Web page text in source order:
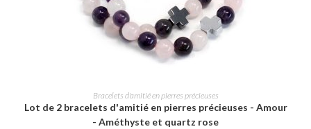
AJOUTER AU PANIER
Bracelets d'amitié en pierres précieuses
Lot de 2 bracelets d'amitié en pierres précieuses - Amour
- Améthyste et quartz rose